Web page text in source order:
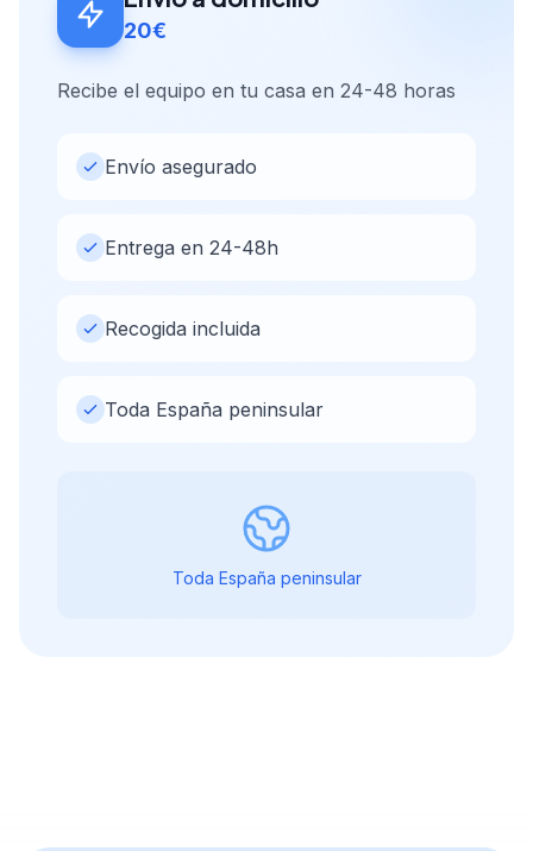
20€
Recibe el equipo en tu casa en 24-48 horas
Envío asegurado
Entrega en 24-48h
Recogida incluida
Toda España peninsular
Toda España peninsular